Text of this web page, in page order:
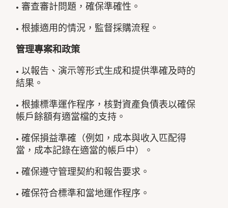
• 審查審計問題，確保準確性。
• 根據適用的情況，監督採購流程。
管理專案和政策
• 以報告、演示等形式生成和提供準確及時的
結果。
• 根據標準運作程序，核對資產負債表以確保
帳戶餘額有適當檔的支持。
• 確保損益準確（例如，成本與收入匹配得
當，成本記錄在適當的帳戶中）。
• 確保遵守管理契約和報告要求。
• 確保符合標準和當地運作程序。